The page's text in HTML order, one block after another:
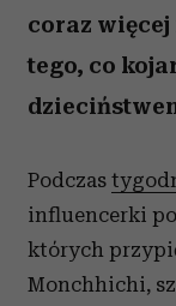
coraz
tego, co
Podczas
influencerki
których
Monchhichi,